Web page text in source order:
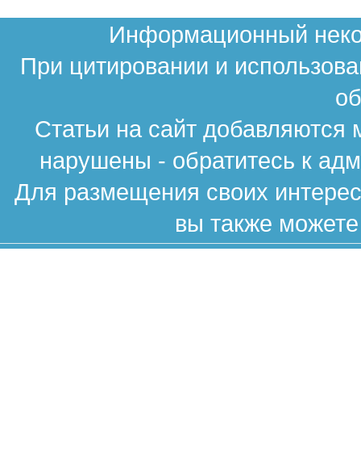
Информационный
При цитировании и
Статьи на сайт
нарушены - обратитесь к
Для размещения своих
вы также